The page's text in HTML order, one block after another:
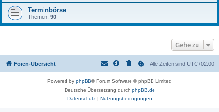
Terminbörse
Themen: 90
Gehe zu
Foren-Übersicht Alle Zeiten sind UTC+02:00
Powered by phpBB® Forum Software © phpBB Limited
Deutsche Übersetzung durch phpBB.de
Datenschutz| Nutzungsbedingungen